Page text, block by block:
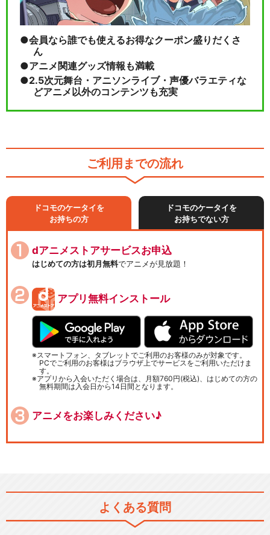
会員なら誰でも使えるお得なクーポン盛りだくさ
ん
アニメ関連グッズ情報も満載
2.5次元舞台・アニソンライブ・声優バラエティな
どアニメ以外のコンテンツも充実
ご利用までの流れ
ドコモのケータイを
お持ちの方
ドコモのケータイを
お持ちでない方
dアニメストアサービスお申込
はじめての方は初月無料でアニメが見放題！
アプリ無料インストール
スマートフォン、タブレットでご利用のお客様のみが対象です。
PCでご利用のお客様はブラウザ上でサービスをご利用いただけま
す。
アプリから入会いただく場合は、月額760円(税込)、はじめての方の
無料期間は入会日から14日間となります。
アニメをお楽しみください♪
よくある質問